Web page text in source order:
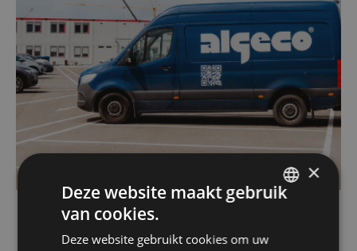
×
Deze website maakt gebruik
van cookies.
Deze website gebruikt cookies om uw